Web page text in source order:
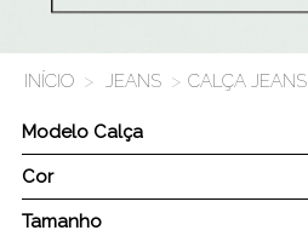
JEANS CALÇA JEANS
Modelo Calça
Cor
Tamanho